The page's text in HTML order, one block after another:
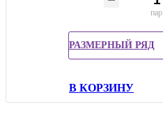
пар
РАЗМЕРНЫЙ РЯД
В КОРЗИНУ